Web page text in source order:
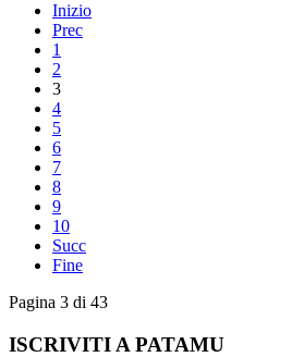
Inizio
Prec
1
2
3
4
5
6
7
8
9
10
Succ
Fine
Pagina 3 di 43
ISCRIVITI A PATAMU